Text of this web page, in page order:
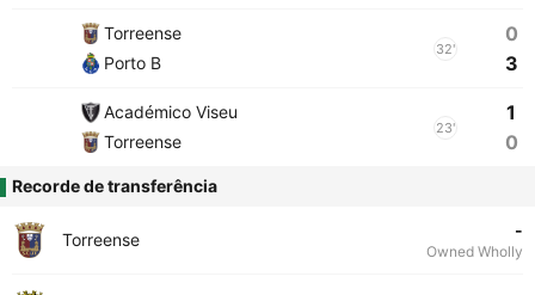
Torreense
Porto B
32'
0
3
Académico Viseu
Torreense
23'
1
0
Recorde de transferência
Torreense -
Owned Wholly